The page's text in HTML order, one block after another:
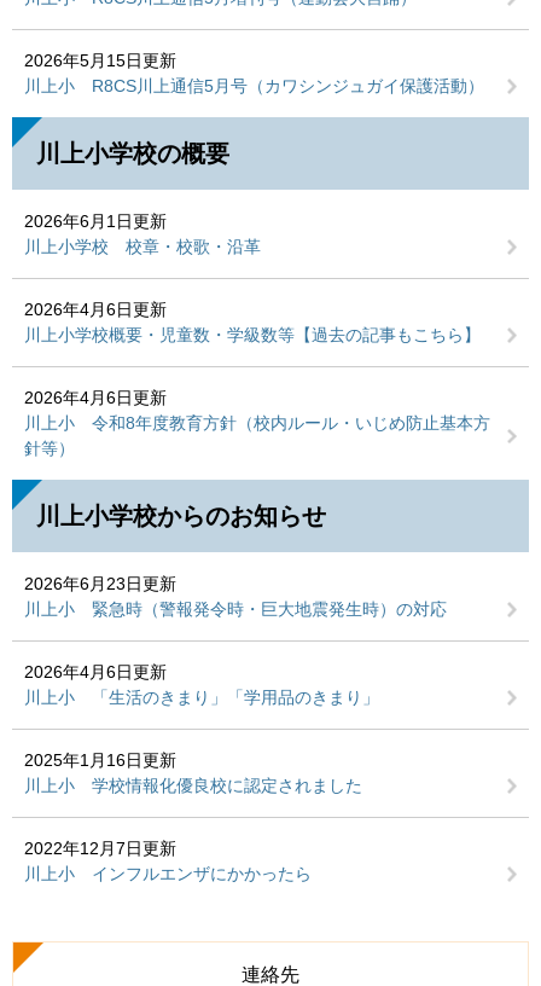
2026年5月15日更新
川上小 R8CS川上通信5月号（カワシンジュガイ保護活動）
川上小学校の概要
2026年6月1日更新
川上小学校 校章・校歌・沿革
2026年4月6日更新
川上小学校概要・児童数・学級数等【過去の記事もこちら】
2026年4月6日更新
川上小 令和8年度教育方針（校内ルール・いじめ防止基本方
針等）
川上小学校からのお知らせ
2026年6月23日更新
川上小 緊急時（警報発令時・巨大地震発生時）の対応
2026年4月6日更新
川上小 「生活のきまり」「学用品のきまり」
2025年1月16日更新
川上小 学校情報化優良校に認定されました
2022年12月7日更新
川上小 インフルエンザにかかったら
連絡先